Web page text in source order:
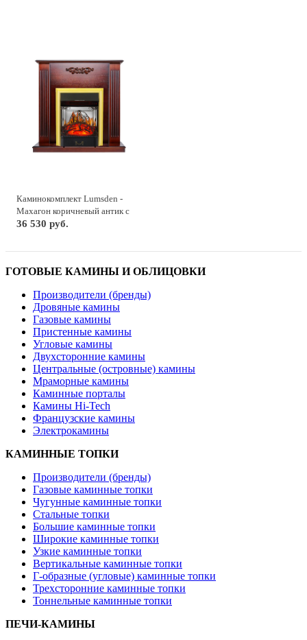
Каминокомплект Lumsden -
Махагон коричневый антик с
очагом Majestic FX M Brass
36 530 руб.
ГОТОВЫЕ КАМИНЫ И ОБЛИЦОВКИ
Производители (бренды)
Дровяные камины
Газовые камины
Пристенные камины
Угловые камины
Двухсторонние камины
Центральные (островные) камины
Мраморные камины
Каминные порталы
Камины Hi-Tech
Французские камины
Электрокамины
КАМИННЫЕ ТОПКИ
Производители (бренды)
Газовые каминные топки
Чугунные каминные топки
Стальные топки
Большие каминные топки
Широкие каминные топки
Узкие каминные топки
Вертикальные каминные топки
Г-образные (угловые) каминные топки
Трехсторонние каминные топки
Тоннельные каминные топки
ПЕЧИ-КАМИНЫ